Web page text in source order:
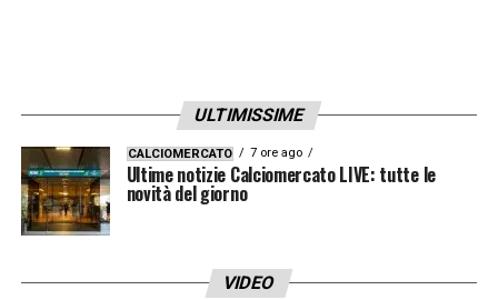
LA PLAYLIST DELLE NOSTRE TOP NEWS
ULTIMISSIME
CALCIOMERCATO 7 ore ago
Ultime notizie Calciomercato LIVE: tutte le
novità del giorno
VIDEO